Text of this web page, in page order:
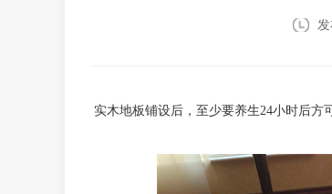
发
实木地板铺设后，至少要养生24小时后方